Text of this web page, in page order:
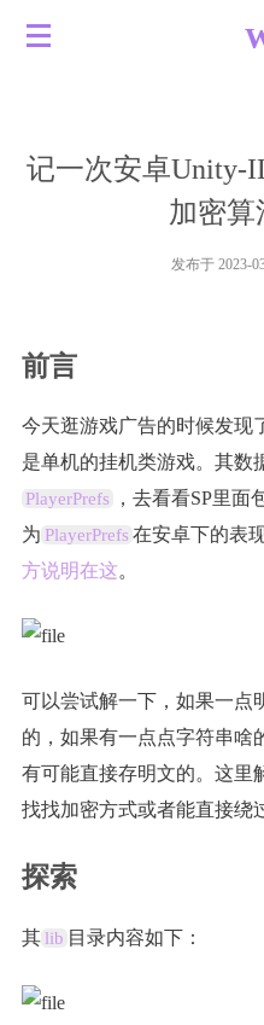
记一次安卓Unity-
加密算
发布于 2023-
前言
今天逛游戏广告的时候发现
是单机的挂机类游戏。其数
PlayerPrefs
，去看看SP里面
为 PlayerPrefs 在安卓下的表
方说明在这。
可以尝试解一下，如果一点
的，如果有一点点字符串啥
有可能直接存明文的。这里
找找加密方式或者能直接绕
探索
其 lib 目录内容如下：